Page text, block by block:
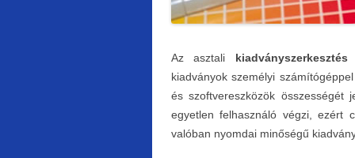
Az asztali kiadványszerkesztés
kiadványok személyi
és szoftvereszközök összességét
egyetlen felhasználó végzi, ezért
valóban nyomdai minőségű